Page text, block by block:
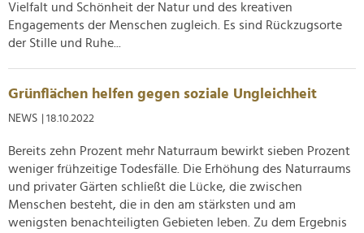
soziale Medien, Werbung und Analysen weiter. Unsere
Partner führen diese Informationen möglicherweise mit
weiteren Daten zusammen, die Sie ihnen bereitgestellt
haben oder die sie im Rahmen Ihrer Nutzung der Dienste
gesammelt haben.
Vielfalt und Schönheit der Natur und des kreativen
Engagements der Menschen zugleich. Es sind Rückzugsorte
der Stille und Ruhe...
Grünflächen helfen gegen soziale Ungleichheit
NEWS | 18.10.2022
Bereits zehn Prozent mehr Naturraum bewirkt sieben Prozent
weniger frühzeitige Todesfälle. Die Erhöhung des Naturraums
und privater Gärten schließt die Lücke, die zwischen
Menschen besteht, die in den am stärksten und am
wenigsten benachteiligten Gebieten leben. Zu dem Ergebnis